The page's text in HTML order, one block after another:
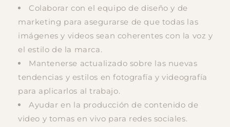
Colaborar con el equipo de diseño y de
marketing para asegurarse de que todas las
imágenes y videos sean coherentes con la voz y
el estilo de la marca.
Mantenerse actualizado sobre las nuevas
tendencias y estilos en fotografía y videografía
para aplicarlos al trabajo.
Ayudar en la producción de contenido de
video y tomas en vivo para redes sociales.